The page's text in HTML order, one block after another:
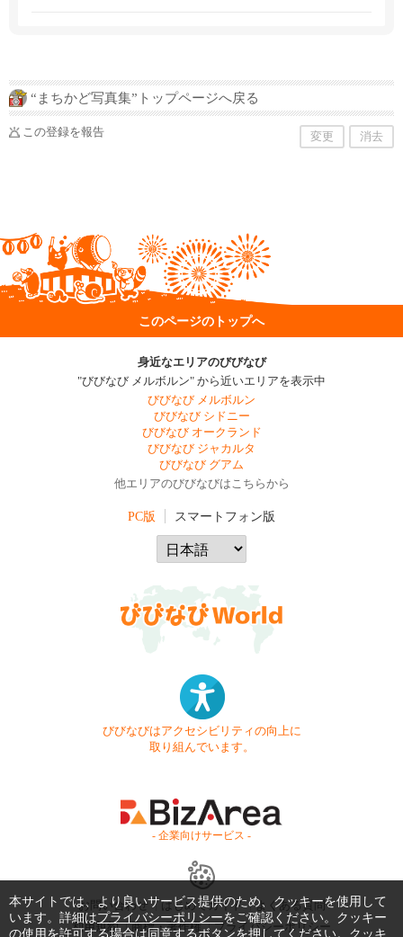
“まちかど写真集”トップページへ戻る
この登録を報告 変更 消去
このページのトップへ
身近なエリアのびびなび
"びびなび メルボルン" から近いエリアを表示中
びびなび メルボルン
びびなび シドニー
びびなび オークランド
びびなび ジャカルタ
びびなび グアム
他エリアのびびなびはこちらから
PC版 スマートフォン版
びびなびはアクセシビリティの向上に
取り組んでいます。
- 企業向けサービス -
お問い合わせ はじめてガイド
よくある質問
利用規約
商標・著作権 プライバシーポリシー
本サイトでは、より良いサービス提供のため、クッキーを使用して
います。詳細はプライバシーポリシーをご確認ください。クッキー
の使用を許可する場合は同意するボタンを押してください。クッキ